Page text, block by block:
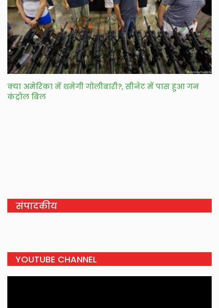
क्या अमेरिका में थमेगी गोलीबारी?, सीनेट में पास हुआ गन
कंट्रोल बिल
संपादकीय
YOUTUBE CHANNEL